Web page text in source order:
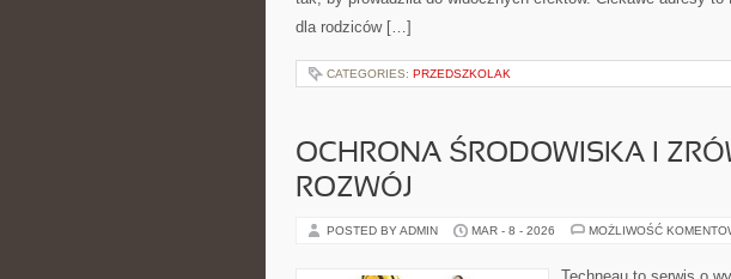
dla rodziców […]
CATEGORIES: PRZEDSZKOLAK
OCHRONA ŚRODOWISKA I
ROZWÓJ
POSTED BY ADMIN MAR - 8 - 2026 MOŻLIWOŚĆ